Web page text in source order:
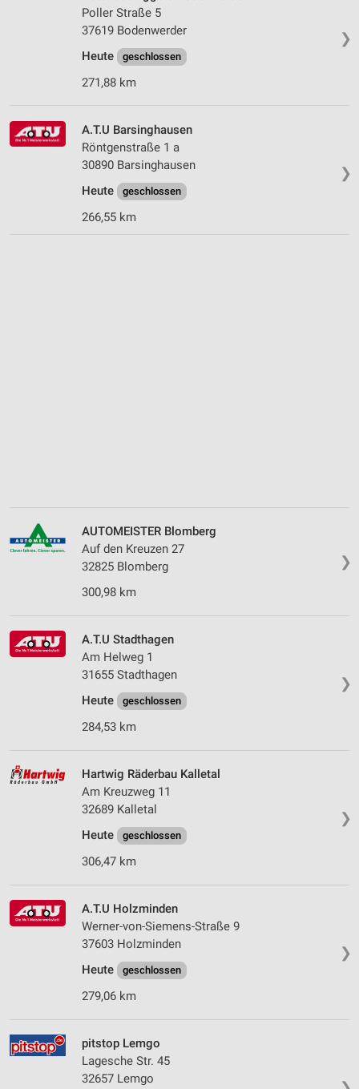
❯
Poller Straße 5
37619 Bodenwerder
Heute
geschlossen
271,88 km
❯
A.T.U Barsinghausen
Röntgenstraße 1 a
30890 Barsinghausen
Heute
geschlossen
266,55 km
❯
AUTOMEISTER Blomberg
Auf den Kreuzen 27
32825 Blomberg
300,98 km
❯
A.T.U Stadthagen
Am Helweg 1
31655 Stadthagen
Heute
geschlossen
284,53 km
❯
Hartwig Räderbau Kalletal
Am Kreuzweg 11
32689 Kalletal
Heute
geschlossen
306,47 km
❯
A.T.U Holzminden
Werner-von-Siemens-Straße 9
37603 Holzminden
Heute
geschlossen
279,06 km
pitstop Lemgo
Lagesche Str. 45
32657 Lemgo